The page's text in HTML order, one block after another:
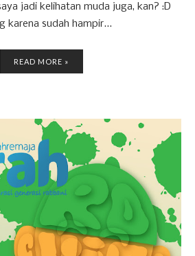
jadi kelihatan muda juga, kan? :D
karena sudah hampir...
READ MORE »